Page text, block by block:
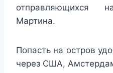
отправляющихся
Мартина.
Попасть на остров
через США,